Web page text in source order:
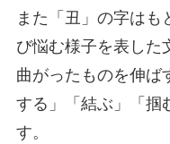
また「丑」の字はも
び悩む様子を表した
曲がったものを伸ば
する」「結ぶ」「掴
す。